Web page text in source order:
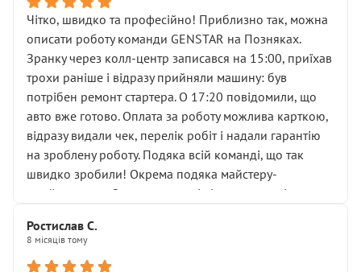
ущільнювачів.
Що прикро — це не перший мій візит. Раніше міняв у
вас стартер, і тоді сервіс наче справив хороше
враження. Але згодом знайшов декілька гайок під
лобовим склом. Мені пояснили, що це “старі гайки, які
відкручували”, і попросили не хвилюватися. ( надіюсь
новий власник, не застяг в полі))
Але після нинішнього візиту такі дрібниці вже не
здаються дрібницями.
Я — клієнт, який працює на довірі, і саме її цей сервіс
Хотілося б більше:
• належної уваги до авто
• прозорості в роботах і рахунках
Чітко, швидко та професійно! Приблизно так, можна
описати роботу команди GENSTAR на Позняках.
Зранку через колл-центр записався на 15:00, приїхав
трохи раніше і відразу прийняли машину: був
потрібен ремонт стартера. О 17:20 повідомили, що
авто вже готово. Оплата за роботу можлива карткою,
відразу видали чек, перелік робіт і надали гарантію
на зроблену роботу. Подяка всій команді, що так
швидко зробили! Окрема подяка майстеру-
приймальнику Олександру: всі чітко та по суті.
звертатися до цього автосервісу.
Ростислав С.
8 місяців тому